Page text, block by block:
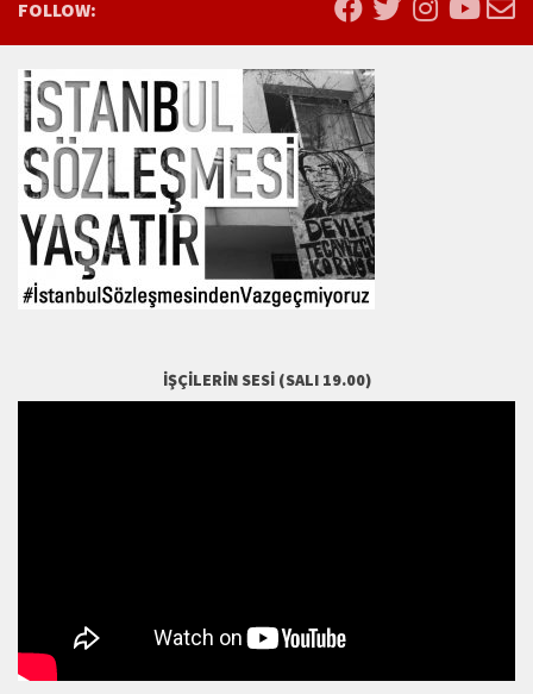
FOLLOW:
İŞÇILERIN SESI (SALI 19.00)